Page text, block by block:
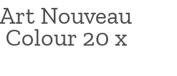
Nouveau
20 x